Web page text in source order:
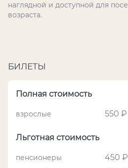
наглядной и доступной для
возраста.
БИЛЕТЫ
Полная стоимость
взрослые 550 ₽
Льготная стоимость
пенсионеры 450 ₽